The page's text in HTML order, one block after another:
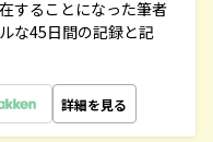
することになった筆者
な45日間の記録と記
詳細を見る